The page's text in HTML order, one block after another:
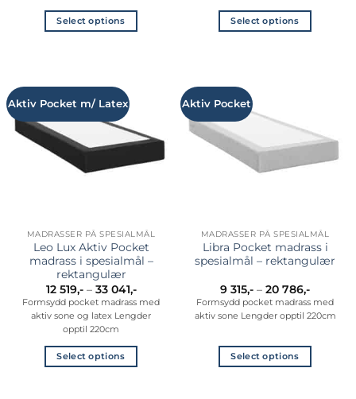
Select options
flere
varianter.
Alternativene
på
Select options
Alternativene
på
Aktiv Pocket m/ Latex
MADRASSER PÅ SPESIALMÅL
Leo Lux Aktiv Pocket
madrass i spesialmål –
rektangulær
12 519,- – 33 041,-Prisområde:
12
519,-
til
Formsydd pocket madrass med
aktiv sone og latex Lengder
opptil 220cm
Select options
Aktiv Pocket
MADRASSER PÅ SPESIALMÅL
Libra Pocket madrass i
spesialmål – rektangulær
9 315,- – 20 786,-
9
315,-
til
Formsydd pocket madrass med
aktiv sone Lengder opptil 220cm
Select options